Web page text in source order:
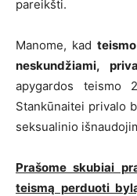
pareikšti.
Manome, kad
neskundžiami,
apygardos teismo
Stankūnaitei privalo
seksualinio
Prašome skubiai
teismą perduoti